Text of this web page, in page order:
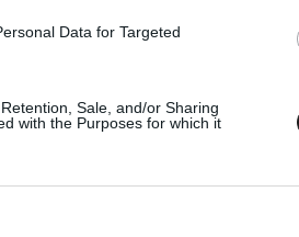
Data for Targeted
Sale, and/or Sharing
with the Purposes for which it